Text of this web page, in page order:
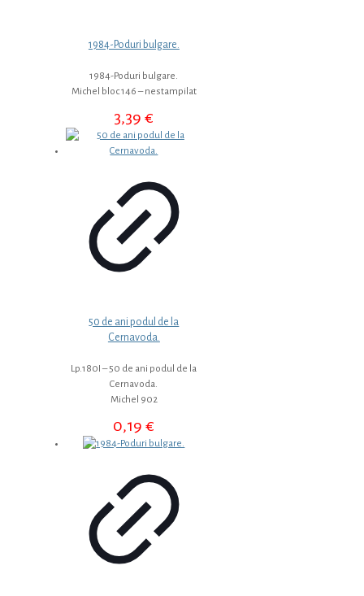
1984-Poduri bulgare.
1984-Poduri bulgare.
Michel bloc 146 – nestampilat
3,39€
50 de ani podul de la
Cernavoda.
Lp.180I – 50 de ani podul de la
Cernavoda.
Michel 902
0,19€